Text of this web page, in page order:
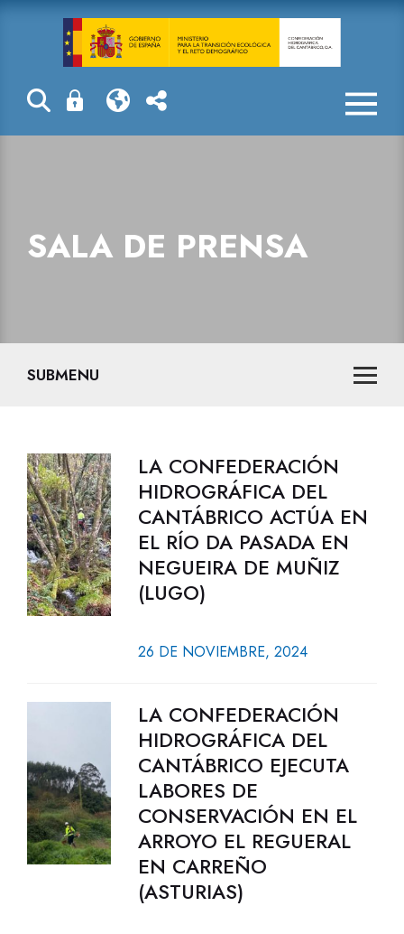
Sala de prensa
SALA DE PRENSA
SUBMENU
LA CONFEDERACIÓN
HIDROGRÁFICA DEL
CANTÁBRICO ACTÚA EN
EL RÍO DA PASADA EN
NEGUEIRA DE MUÑIZ
(LUGO)
26 DE NOVIEMBRE, 2024
LA CONFEDERACIÓN
HIDROGRÁFICA DEL
CANTÁBRICO EJECUTA
LABORES DE
CONSERVACIÓN EN EL
ARROYO EL REGUERAL
EN CARREÑO
(ASTURIAS)